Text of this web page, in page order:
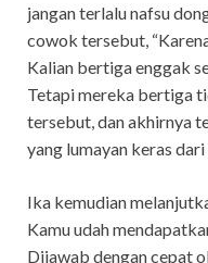
jangan terlalu nafsu
cowok tersebut,
Kalian bertiga enggak
Tetapi mereka bertiga
tersebut, dan akhirnya
yang lumayan keras
Ika kemudian
Kamu udah
Dijawab dengan cepat